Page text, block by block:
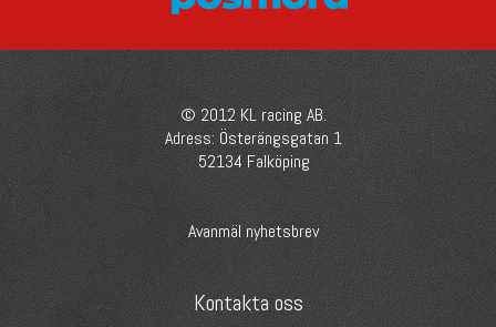
© 2012 KL racing AB.
Adress: Österängsgatan 1
52134 Falköping
Avanmäl nyhetsbrev
Kontakta oss